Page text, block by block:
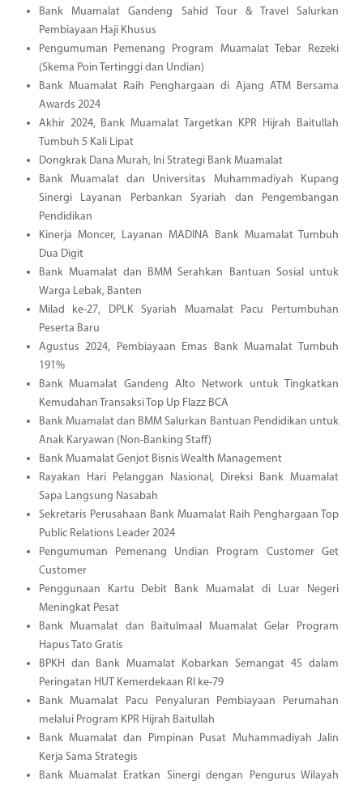
Bank Muamalat Gandeng Sahid Tour & Travel Salurkan
Pembiayaan Haji Khusus
Pengumuman Pemenang Program Muamalat Tebar Rezeki
(Skema Poin Tertinggi dan Undian)
Bank Muamalat Raih Penghargaan di Ajang ATM Bersama
Awards 2024
Akhir 2024, Bank Muamalat Targetkan KPR Hijrah Baitullah
Tumbuh 5 Kali Lipat
Dongkrak Dana Murah, Ini Strategi Bank Muamalat
Bank Muamalat dan Universitas Muhammadiyah Kupang
Sinergi Layanan Perbankan Syariah dan Pengembangan
Pendidikan
Kinerja Moncer, Layanan MADINA Bank Muamalat Tumbuh
Dua Digit
Bank Muamalat dan BMM Serahkan Bantuan Sosial untuk
Warga Lebak, Banten
Milad ke-27, DPLK Syariah Muamalat Pacu Pertumbuhan
Peserta Baru
Agustus 2024, Pembiayaan Emas Bank Muamalat Tumbuh
191%
Bank Muamalat Gandeng Alto Network untuk Tingkatkan
Kemudahan Transaksi Top Up Flazz BCA
Bank Muamalat dan BMM Salurkan Bantuan Pendidikan untuk
Anak Karyawan (Non-Banking Staff)
Bank Muamalat Genjot Bisnis Wealth Management
Rayakan Hari Pelanggan Nasional, Direksi Bank Muamalat
Sapa Langsung Nasabah
Sekretaris Perusahaan Bank Muamalat Raih Penghargaan Top
Public Relations Leader 2024
Pengumuman Pemenang Undian Program Customer Get
Customer
Penggunaan Kartu Debit Bank Muamalat di Luar Negeri
Meningkat Pesat
Bank Muamalat dan Baitulmaal Muamalat Gelar Program
Hapus Tato Gratis
BPKH dan Bank Muamalat Kobarkan Semangat 45 dalam
Peringatan HUT Kemerdekaan RI ke-79
Bank Muamalat Pacu Penyaluran Pembiayaan Perumahan
melalui Program KPR Hijrah Baitullah
Bank Muamalat dan Pimpinan Pusat Muhammadiyah Jalin
Kerja Sama Strategis
Bank Muamalat Eratkan Sinergi dengan Pengurus Wilayah